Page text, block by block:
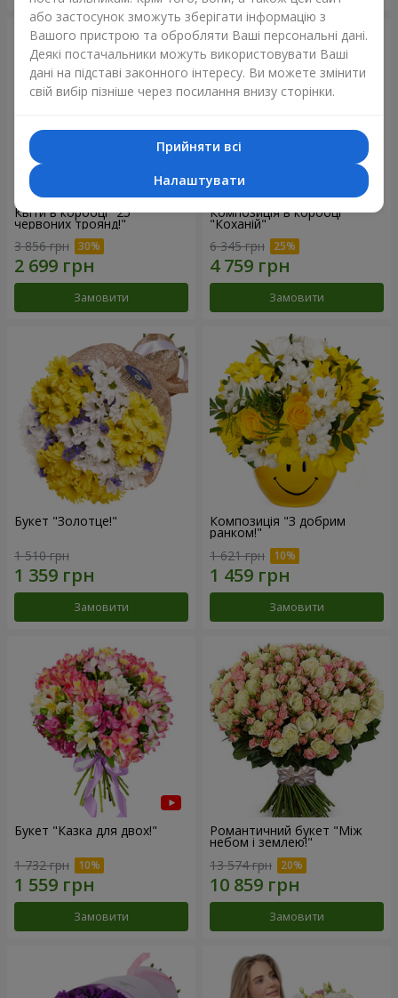
Квіти в коробці "25
червоних троянд!"
3 856 грн
Замовити
Композиція в коробці
"Коханій"
6 345 грн
Замовити
Букет "Золотце!"
1 510 грн
Замовити
Композиція "З добрим
ранком!"
1 621 грн
Замовити
Букет "Казка для двох!"
1 732 грн
Замовити
Романтичний букет "Між
небом і землею!"
13 574 грн
Замовити
або застосунок зможуть зберігати інформацію з
Вашого пристрою та обробляти Ваші персональні дані.
Деякі постачальники можуть використовувати Ваші
дані на підставі законного інтересу. Ви можете змінити
свій вибір пізніше через посилання внизу сторінки.
Прийняти всі
Налаштувати